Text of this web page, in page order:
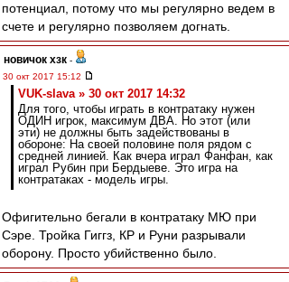
потенциал, потому что мы регулярно ведем в
счете и регулярно позволяем догнать.
новичок хзк -
30 окт 2017 15:12
VUK-slava » 30 окт 2017 14:32
Для того, чтобы играть в контратаку нужен
ОДИН игрок, максимум ДВА. Но этот (или
эти) не должны быть задействованы в
обороне: На своей половине поля рядом с
средней линией. Как вчера играл Фанфан, как
играл Рубин при Бердыеве. Это игра на
контратаках - модель игры.
Офигительно бегали в контратаку МЮ при
Сэре. Тройка Гиггз, КР и Руни разрывали
оборону. Просто убийственно было.